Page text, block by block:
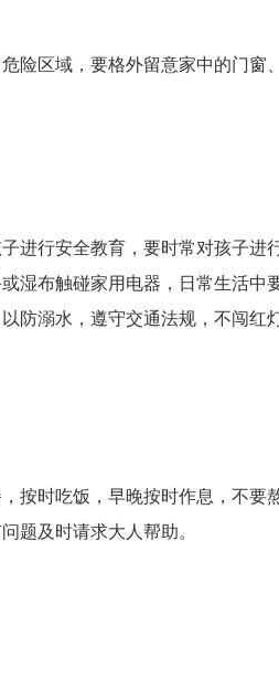
险区域，要格外留意家中的门窗
进行安全教育，要时常对孩子进
湿布触碰家用电器，日常生活
防溺水，遵守交通法规，不闯红
按时吃饭，早晚按时作息，不要
题及时请求大人帮助。